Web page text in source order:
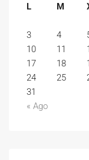
L
M
3
4
10
11
17
18
24
25
31
« Ago